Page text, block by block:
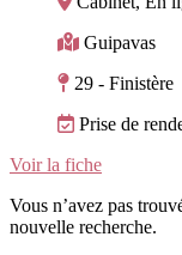
Guipavas
29 - Finistère
Prise de
Voir la fiche
Vous n’avez pas
nouvelle recherche.